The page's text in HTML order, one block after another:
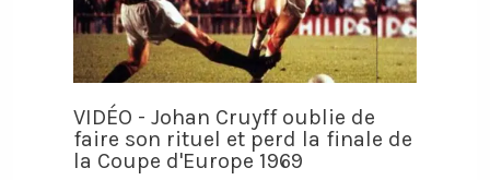
VIDÉO - Johan Cruyff oublie de
faire son rituel et perd la finale de
la Coupe d'Europe 1969